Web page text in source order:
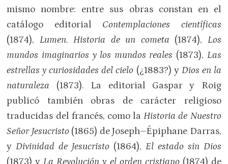
mismo nombre: entre sus obras constan en el
catálogo editorial Contemplaciones científicas
(1874), Lumen. Historia de un cometa (1874), Los
mundos imaginarios y los mundos reales (1873), Las
estrellas y curiosidades del cielo (¿1883?) y Dios en la
naturaleza (1873). La editorial Gaspar y Roig
publicó también obras de carácter religioso
traducidas del francés, como laHistoria de Nuestro
Señor Jesucristo (1865) de Joseph–Épiphane Darras,
yDivinidad de Jesucristo (1864), El estado sin Dios
(1873) yLa Revolución y el orden cristiano (1874) de